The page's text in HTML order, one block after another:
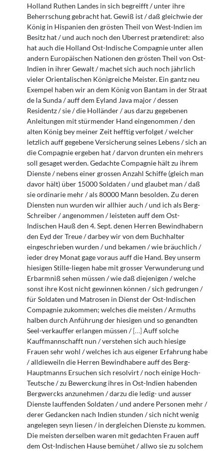
Holland Ruthen Landes in sich begreifft / unter ihre
Beherrschung gebracht hat. Gewiß ist / daß gleichwie der
König in Hispanien den grösten Theil von West-Indien im
Besitz hat / und auch noch den Uberrest prætendiret: also
hat auch die Holland Ost-Indische Compagnie unter allen
andern Europäischen Nationen den grösten Theil von Ost-
Indien in ihrer Gewalt / machet sich auch noch jährlich
vieler Orientalischen Königreiche Meister. Ein gantz neu
Exempel haben wir an dem König von Bantam in der Straat
de la Sunda / auff dem Eyland Java major / dessen
Residentz / sie / die Holländer / aus darzu gegebenen
Anleitungen mit stürmender Hand eingenommen / den
alten König bey meiner Zeit hefftig verfolget / welcher
letzlich auff gegebene Versicherung seines Lebens / sich an
die Compagnie ergeben hat / darvon drunten ein mehrers
soll gesaget werden. Gedachte Compagnie hält zu ihrem
Dienste / nebens einer grossen Anzahl Schiffe (gleich man
davor hält) über 15000 Soldaten / und glaubet man / daß
sie ordinarie mehr / als 80000 Mann besolden. Zu deren
Diensten nun wurden wir allhier auch / und ich als Berg-
Schreiber / angenommen / leisteten auff dem Ost-
Indischen Hauß den 4. Sept. denen Herren Bewindhabern
den Eyd der Treue / darbey wir von dem Buchhalter
eingeschrieben wurden / und bekamen / wie bräuchlich /
ieder drey Monat gage voraus auff die Hand. Bey unserm
hiesigen Stille-liegen habe mit grosser Verwunderung und
Erbarmniß sehen müssen / wie daß diejenigen / welche
sonst ihre Kost nicht gewinnen können / sich gedrungen /
für Soldaten und Matrosen in Dienst der Ost-Indischen
Compagnie zukommen; welches die meisten / Armuths
halben durch Anführung der hiesigen und so genandten
Seel-verkauffer erlangen müssen /[…]Auff solche
Kauffmannschafft nun / verstehen sich auch hiesige
Frauen sehr wohl / welches ich aus eigener Erfahrung habe
/ alldieweiln die Herren Bewindhabere auff des Berg-
Hauptmanns Ersuchen sich resolvirt / noch einige Hoch-
Teutsche / zu Bewerckung ihres in Ost-Indien habenden
Bergwercks anzunehmen / darzu die ledig- und ausser
Dienste lauffenden Soldaten / und andere Personen mehr /
derer Gedancken nach Indien stunden / sich nicht wenig
angelegen seyn liesen / in dergleichen Dienste zu kommen.
Die meisten derselben waren mit gedachten Frauen auff
dem Ost-Indischen Hause bemühet / allwo sie zu solchem